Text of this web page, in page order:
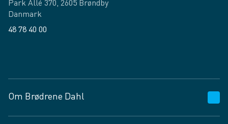
Park Allé 370, 2605 Brøndby
Danmark
48 78 40 00
Om Brødrene Dahl